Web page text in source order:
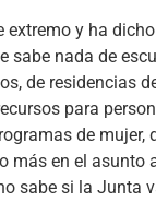
extremo y ha
sabe nada de
de residencias
para
de mujer,
más en el asunto
sabe si la Junta